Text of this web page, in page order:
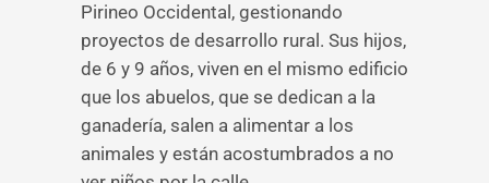
Pirineo Occidental, gestionando
proyectos de desarrollo rural. Sus hijos,
de 6 y 9 años, viven en el mismo edificio
que los abuelos, que se dedican a la
ganadería, salen a alimentar a los
animales y están acostumbrados a no